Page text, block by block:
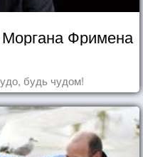
Фримена
будь чудом!